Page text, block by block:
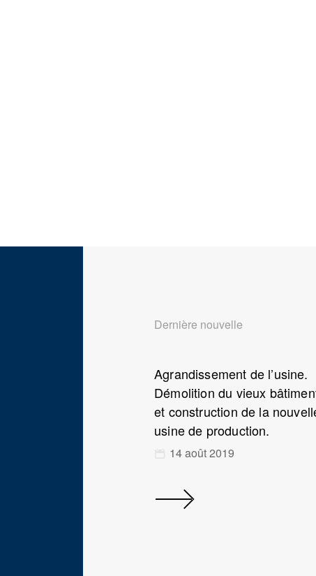
Dernière nouvelle
Agrandissement de l’usine.
Démolition du vieux
et construction de la
usine de production.
14 août 2019